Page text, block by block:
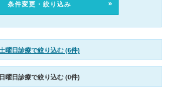
条件変更・絞り込み
土曜日診療で絞り込む (6件)
日曜日診療で絞り込む (0件)